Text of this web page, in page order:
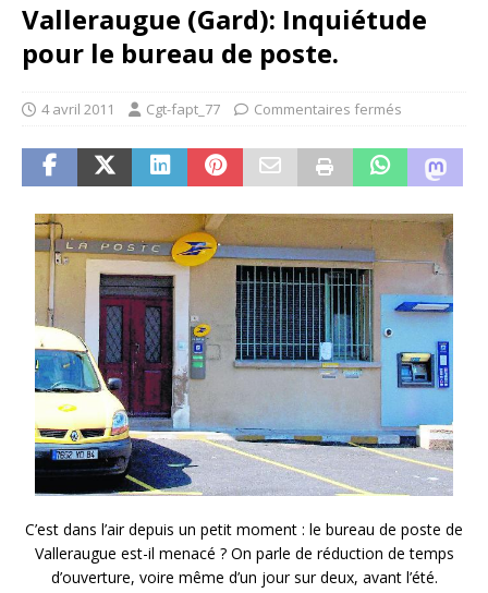
Valleraugue (Gard): Inquiétude
pour le bureau de poste.
4 avril 2011 Cgt-fapt_77 Commentaires fermés
C’est dans l’air depuis un petit moment : le bureau de poste de
Valleraugue est-il menacé ? On parle de réduction de temps
d’ouverture, voire même d’un jour sur deux, avant l’été.